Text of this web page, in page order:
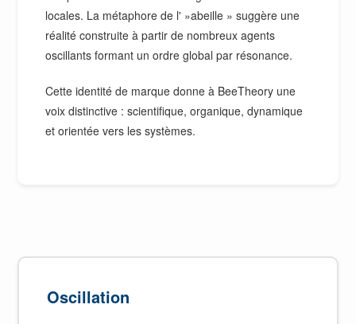
locales. La métaphore de l' »abeille » suggère une
réalité construite à partir de nombreux agents
oscillants formant un ordre global par résonance.
Cette identité de marque donne à BeeTheory une
voix distinctive : scientifique, organique, dynamique
et orientée vers les systèmes.
Oscillation